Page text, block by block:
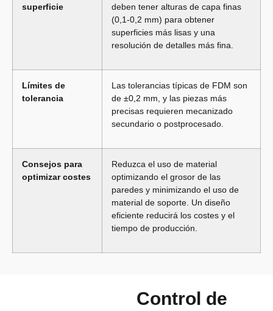
superficie
deben tener alturas de capa finas
(0,1-0,2 mm) para obtener
superficies más lisas y una
resolución de detalles más fina.
Límites de
tolerancia
Las tolerancias típicas de FDM son
de ±0,2 mm, y las piezas más
precisas requieren mecanizado
secundario o postprocesado.
Consejos para
optimizar costes
Reduzca el uso de material
optimizando el grosor de las
paredes y minimizando el uso de
material de soporte. Un diseño
eficiente reducirá los costes y el
tiempo de producción.
Control de